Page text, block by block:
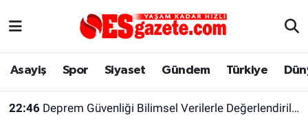
Asayiş Spor Siyaset Gündem Türkiye
22:46 Deprem Güvenliği Bilimsel Verilerle Değerlendirilmeli
Asayiş
Yaşam
Eskişehir Nöbetçi Eczaneler